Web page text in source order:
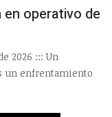
operativo de
2026 ::: Un
un enfrentamiento